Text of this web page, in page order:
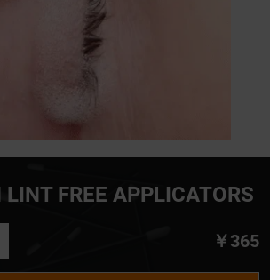
FREE APPLICATORS
￥365